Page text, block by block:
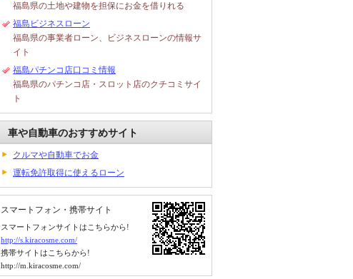
福島県の土地や建物を担保にお金を借りれる
福島ビジネスローン
福島県の事業者ローン、ビジネスローンの情報サ
イト
福島パチンコ店口コミ情報
福島県のパチンコ店・スロット店のクチコミサイ
ト
車や自動車のおすすめサイト
クルマや自動車でお金
運転免許取得に使えるローン
スマートフォン・携帯サイト
スマートフォンサイトはこちらから!
http://s.kiracosme.com/
携帯サイトはこちらから!
http://m.kiracosme.com/